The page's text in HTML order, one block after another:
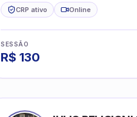
CRP ativo Online
SESSÃO
R$ 130